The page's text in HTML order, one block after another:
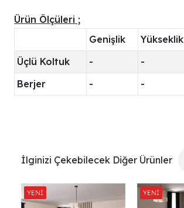
Ürün Ölçüleri ;
Genişlik
Yükseklik
Üçlü Koltuk
- -
Berjer
- -
İlginizi Çekebilecek Diğer Ürünler